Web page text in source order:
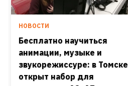
НОВОСТИ
Бесплатно научиться
анимации, музыке и
звукорежиссуре: в Томске
открыт набор для